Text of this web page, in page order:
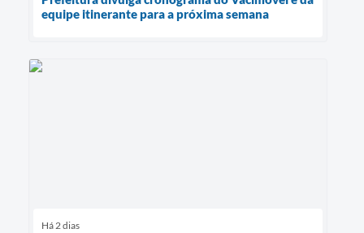
equipe itinerante para a próxima semana
Há 2 dias